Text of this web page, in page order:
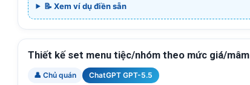
📝 Xem ví dụ điền sẵn
Thiết kế set menu tiệc/nhóm theo mức giá/mâm
👤 Chủ quán ChatGPT GPT-5.5